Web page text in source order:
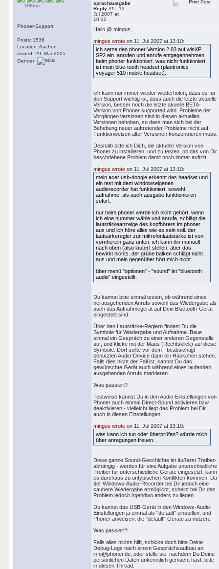
Offline
Phoner-Support
Posts: 1536
Location: Aachen
Joined: 29. Mar 2005
Gender:
sprachausgabe
Reply #1 - 12.
Jul 2007 at
10:30
Print Post
Hallo @ mingus,
mingus wrote on 11. Jul 2007 at 13:10:
ich setze den phoner Version 2.03 auf winXP
SP2 ein. anrufen und anrufe entgegennehmen
beim phoner funktioniert. was nicht funktioniert,
ist mein blue-tooth headset (plantronics
voyager 510 mobile headset).
ich kann nur immer wieder wiederholen, dass es für
den Support wichtig ist, dass auch die letzte aktuelle
Version, besser noch die letzte akuelle BETA-
Version von Phoner supported wird. Probleme der
Vorgänger-Versionen sind in diesen aktuellen
Versionen behoben, so dass man sich bei der
Behebung neuer auftretender Probleme nicht auf
Funktionweisen alter Versionen konzentrieren muss.
Deshalb bitte ich Dich, die aktuelle Version von
Phoner zu installieren, und zu testen, ob das von Dir
beschriebene Problem damit noch immer auftritt.
mingus wrote on 11. Jul 2007 at 13:10:
mein acer usb-dongle erkennt das headset und
ein test mit dem windowseigenen
audiorecorder hat funktioniert. sowohl
aufnahme, als auch ausgabe funktionieren
sofort.
nur beim phoner werde ich nicht gehört. wenn
ich eine nummer wähle und anrufe, schlägt die
lautstärkeanzeige des kopfhörers im phoner
aus und ich höre alles wie es sein soll. der
lautsärkeregler zur mikrofonlautstärke ist von
vornherein ganz unten. ich kann ihn manuell
nach oben (also lauter) stellen, aber das
bewirkt nichts. der grüne balken schlägt nicht
aus und mein gegenüber hört mich nicht.
über menü "optionen" - "sound" ist "bluetooth
audio" eingestellt.
Du kannst bitte einmal testen, ob während eines
herausgehenden Anrufs sowohl das Wiedergabe als
auch das Aufnahmegerät auf Dein Bluetooth-Gerät
eingestellt sind.
Über den Lautstärke-Reglern findest Du die
Symbole für Wiedergabe und Aufnahme. Baue
einmal ein Gespräch zu einer anderen Gegenstelle
auf, und klicke mit der Maus (Rechtsklick) auf diese
Symbole. Dort sollte vor dem - beabsichtigt -
benutzten Audio-Device dann ein Häckchen stehen.
Falls dies nicht der Fall ist, kannst Du das
gewünschte Gerät auch während eines laufenden
ausgehenden Anrufs markieren.
Was passiert?
Testweise kannst Du in den Audio-Einstellungen von
Phoner auch einmal Direct-Sound aktivieren bzw.
deaktivieren - vielleicht liegt das Problem bei Dir
auch in diesen Einstellungen.
mingus wrote on 11. Jul 2007 at 13:10:
was kann ich tun oder überprüfen? würde mich
über anregungen freuen.
Diese ganze Sound-Geschichte ist äußerst Treiber-
abhängig - werden für eine Aufgabe unterschiedliche
Treiber für unterschiedliche Geräte eingesetzt, kann
es durchaus zu untypischen Konflikten kommen. Da
der Windows-Audio-Recorder bei Dir jedoch eine
saubere Wiedergabe ermöglicht, scheint bei Dir das
Problem jedoch irgendwo anders zu liegen.
Du kannst das USB-Gerät in den Windows-Audio-
Einstellungen ja einmal als "default" einstellen, und
Phoner anweisen, die "default"-Geräte zu nutzen.
Was passiert?
Falls alles nichts hilft, schicke doch bitte Deine
Debug-Logs nach einem Gesprächsaufbau an
info@phoner.de, oder stelle sie, nachdem Du Deine
persönlichen Daten unkenntlich gemacht hast, bitte
in diesen Thread.